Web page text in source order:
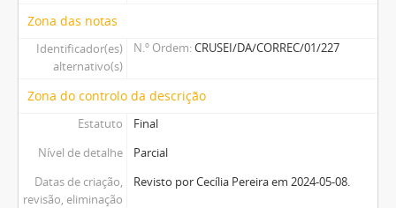
Zona das notas
Identificador(es)
alternativo(s)
N.º Ordem CRUSEI/DA/CORREC/01/227
Zona do controlo da descrição
Estatuto
Final
Nível de detalhe
Parcial
Datas de criação,
revisão, eliminação
Revisto por Cecília Pereira em 2024-05-08.